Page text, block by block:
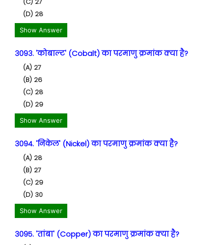
(D) 28
Show Answer
3093. 'कोबाल्ट' (Cobalt) का परमाणु क्रमांक क्या है?
(A) 27
(B) 26
(C) 28
(D) 29
Show Answer
3094. 'निकेल' (Nickel) का परमाणु क्रमांक क्या है?
(A) 28
(B) 27
(C) 29
(D) 30
Show Answer
3095. 'तांबा' (Copper) का परमाणु क्रमांक क्या है?